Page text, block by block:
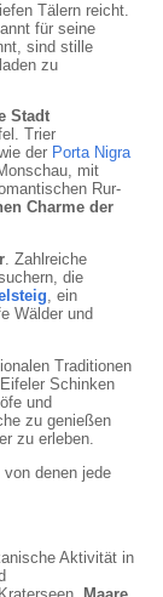
Tälern reicht.
für seine
sind stille
zu
Stadt
Trier
der Porta Nigra
mit
Rur-
Charme der
. Zahlreiche
die
, ein
Wälder und
Traditionen
Schinken
und
zu genießen
zu erleben.
, von denen jede
Aktivität in